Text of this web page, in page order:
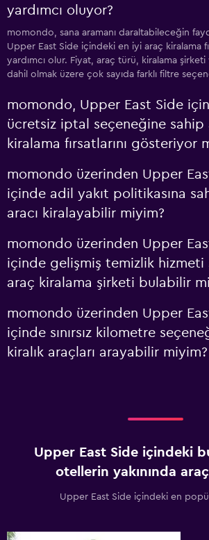
yardımcı oluyor?
momondo, sana aramanı daraltabileceğin
Upper East Side içindeki en iyi araç kiralama
yardımcı olur. Fiyat, araç türü, kiralama
dahil olmak üzere çok sayıda farklı filtre
momondo, Upper East Side
ücretsiz iptal seçeneğine sahip
kiralama fırsatlarını gösteriyor
momondo üzerinden Upper
içinde adil yakıt politikasına
aracı kiralayabilir miyim?
momondo üzerinden Upper
içinde gelişmiş temizlik hizmeti
araç kiralama şirketi bulabilir
momondo üzerinden Upper
içinde sınırsız kilometre
kiralık araçları arayabilir miyim?
Upper East Side içindeki
otellerin yakınında
Upper East Side içindeki en